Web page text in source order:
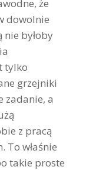
że
dowolnie
byłoby
tylko
grzejniki
zadanie, a
z pracą
To właśnie
takie proste